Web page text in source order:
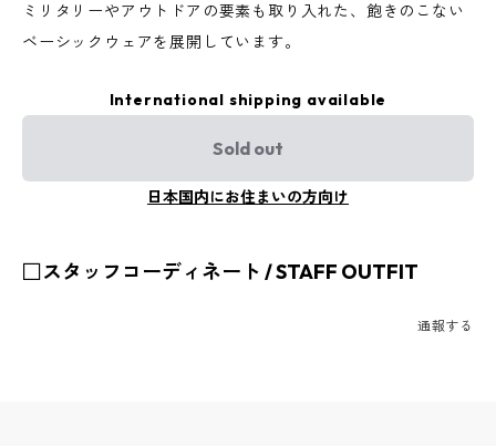
ミリタリーやアウトドアの要素も取り入れた、飽きのこない
ベーシックウェアを展開しています。
International shipping available
Sold out
日本国内にお住まいの方向け
□スタッフコーディネート / STAFF OUTFIT
通報する